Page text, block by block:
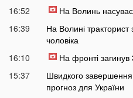
16:52
На Волинь
16:39
На Волині тракторист
чоловіка
16:10
На фронті загинув
15:37
Швидкого
прогноз для України